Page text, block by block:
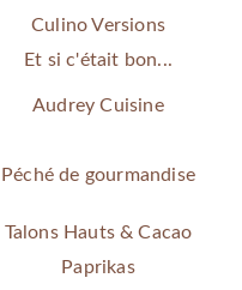
Culino Versions
Et si c'était bon...
Audrey Cuisine
Péché de gourmandise
Talons Hauts & Cacao
Paprikas